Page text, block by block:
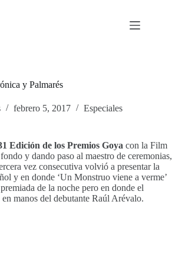
y Palmarés
febrero 5, 2017 Especiales
Edición de los Premios Goya con la Film
y dando paso al maestro de ceremonias,
vez consecutiva volvió a presentar la
y en donde ‘Un Monstruo viene a verme’
de la noche pero en donde el
manos del debutante Raúl Arévalo.